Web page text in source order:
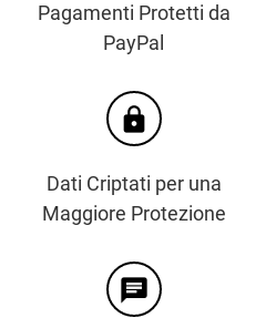
Pagamenti Protetti da
PayPal
https
Dati Criptati per una
Maggiore Protezione
chat